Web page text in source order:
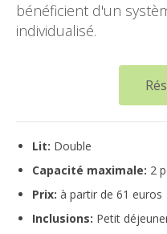
bénéficient d'un
individualisé.
Lit: Double
Capacité maximale: 2
Prix: à partir de 61 euros
Inclusions: Petit